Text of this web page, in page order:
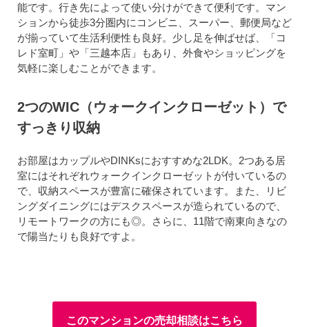
能です。行き先によって使い分けができて便利です。マン
ションから徒歩3分圏内にコンビニ、スーパー、郵便局など
が揃っていて生活利便性も良好。少し足を伸ばせば、「コ
レド室町」や「三越本店」もあり、外食やショッピングを
気軽に楽しむことができます。
2つのWIC（ウォークインクローゼット）で
すっきり収納
お部屋はカップルやDINKsにおすすめな2LDK。2つある居
室にはそれぞれウォークインクローゼットが付いているの
で、収納スペースが豊富に確保されています。また、リビ
ングダイニングにはデスクスペースが造られているので、
リモートワークの方にも◎。さらに、11階で南東向きなの
で陽当たりも良好ですよ。
このマンションの売却相談はこちら